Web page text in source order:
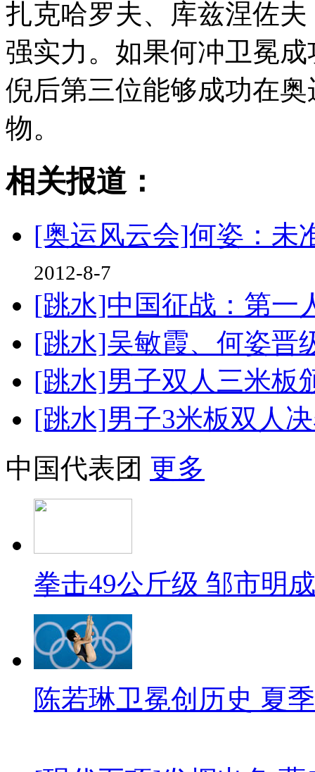
扎克哈罗夫、库兹涅佐
强实力。如果何冲卫冕
倪后第三位能够成功在
物。
相关报道：
[奥运风云会]何姿：未
2012-8-7
[跳水]中国征战：第一
[跳水]吴敏霞、何姿晋
[跳水]男子双人三米板
[跳水]男子3米板双人
中国代表团 更多
拳击49公斤级 邹市明
陈若琳卫冕创历史 夏